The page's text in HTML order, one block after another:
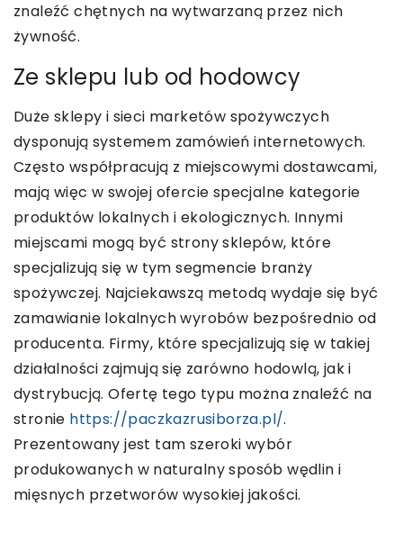
znaleźć chętnych na wytwarzaną przez nich
żywność.
Ze sklepu lub od hodowcy
Duże sklepy i sieci marketów spożywczych
dysponują systemem zamówień internetowych.
Często współpracują z miejscowymi dostawcami,
mają więc w swojej ofercie specjalne kategorie
produktów lokalnych i ekologicznych. Innymi
miejscami mogą być strony sklepów, które
specjalizują się w tym segmencie branży
spożywczej. Najciekawszą metodą wydaje się być
zamawianie lokalnych wyrobów bezpośrednio od
producenta. Firmy, które specjalizują się w takiej
działalności zajmują się zarówno hodowlą, jak i
dystrybucją. Ofertę tego typu można znaleźć na
stronie https://paczkazrusiborza.pl/.
Prezentowany jest tam szeroki wybór
produkowanych w naturalny sposób wędlin i
mięsnych przetworów wysokiej jakości.